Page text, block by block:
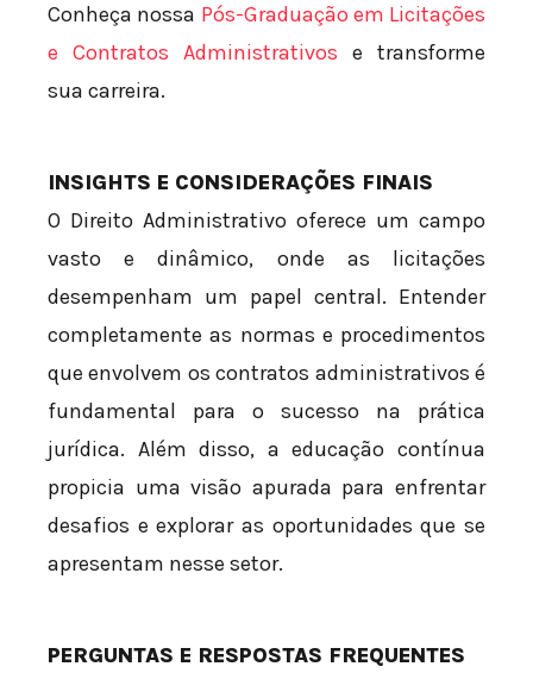
Conheça nossa Pós-Graduação em Licitações
e Contratos Administrativos e transforme
sua carreira.
INSIGHTS E CONSIDERAÇÕES FINAIS
O Direito Administrativo oferece um campo
vasto e dinâmico, onde as licitações
desempenham um papel central. Entender
completamente as normas e procedimentos
que envolvem os contratos administrativos é
fundamental para o sucesso na prática
jurídica. Além disso, a educação contínua
propicia uma visão apurada para enfrentar
desafios e explorar as oportunidades que se
apresentam nesse setor.
PERGUNTAS E RESPOSTAS FREQUENTES